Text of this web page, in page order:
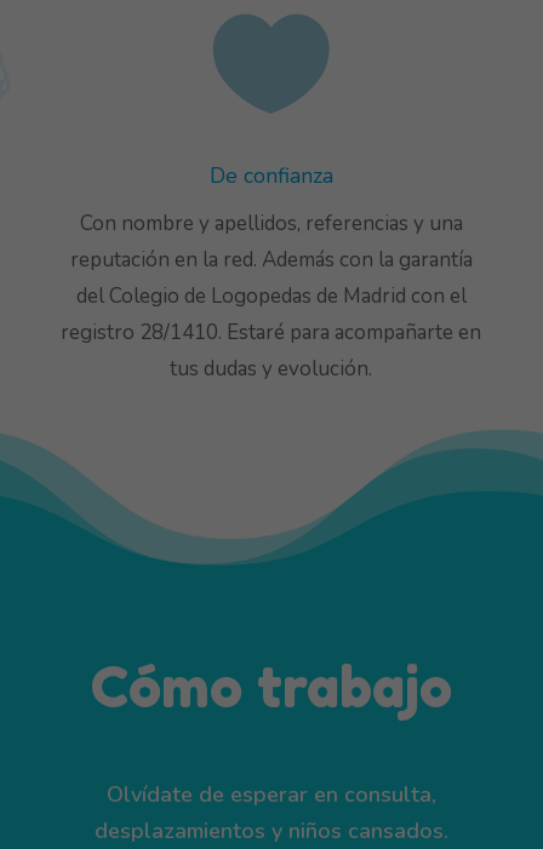

De confianza
Con nombre y apellidos, referencias y una
reputación en la red. Además con la garantía
del Colegio de Logopedas de Madrid con el
registro 28/1410. Estaré para acompañarte en
tus dudas y evolución.
Cómo trabajo
Olvídate de esperar en consulta,
desplazamientos y niños cansados.